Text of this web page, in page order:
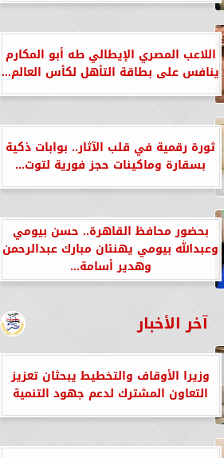
اللاعب المصري الإيطالي طه أبو المكارم
ينافس على بطاقة التأهل لكأس العالم...
ثورة رقمية في قلب الآثار.. بوابات ذكية
بسقارة وماكينات حجز فورية لتوت...
بحضور محافظ القاهرة.. حسن بيومي
وعبدالله بيومي يهنئان مبارك عبدالرحمن
وهدير أسامة...
آخر الأخبار
وزيرا الأوقاف والتخطيط يبحثان تعزيز
التعاون المشترك لدعم جهود التنمية